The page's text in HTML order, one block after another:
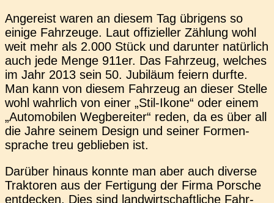
Ange­reist waren an diesem Tag übri­gens so
einige Fahr­zeu­ge. Laut offi­zi­el­ler Zäh­lung wohl
weit mehr als 2.000 Stück und dar­un­ter natür­lich
auch jede Menge 911er. Das Fahr­zeug, wel­ches
im Jahr 2013 sein 50. Jubi­lä­um feiern durfte.
Man kann von diesem Fahr­zeug an dieser Stelle
wohl wahr­lich von einer „Stil-Ikone“ oder einem
„Auto­mo­bi­len Weg­be­rei­ter“ reden, da es über all
die Jahre seinem Design und seiner For­men­
spra­che treu geblie­ben ist.
Dar­über hinaus konnte man aber auch diver­se
Trak­to­ren aus der Fer­ti­gung der Firma Por­sche
ent­de­cken. Dies sind land­wirt­schaft­li­che Fahr­